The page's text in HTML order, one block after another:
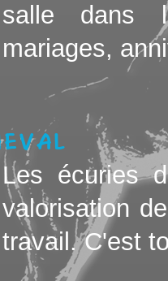
salle dans
mariages,
Les écuries
valorisation
travail. C'est